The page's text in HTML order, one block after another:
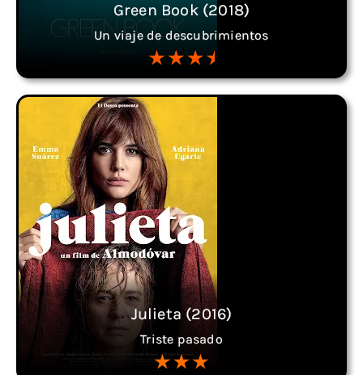
Green Book (2018)
Un viaje de descubrimientos
Julieta (2016)
Triste pasado